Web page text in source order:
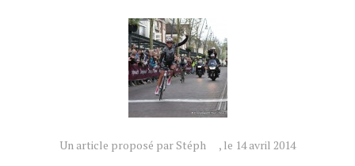
Un article proposé par Stéph , le 14 avril 2014
Tests de produits